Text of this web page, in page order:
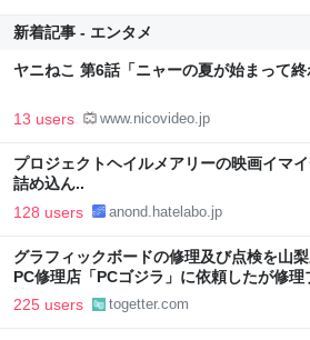
新着記事 - エンタメ
ヤニねこ 第6話「ニャーの夏が始まって終
13 users www.nicovideo.jp
プロジェクトヘイルメアリーの映画イマ
詰め込ん..
128 users anond.hatelabo.jp
グラフィックボードの修理及び点検を山
PC修理店「PCゴジラ」に依頼したが修
読めてしまう
225 users togetter.com